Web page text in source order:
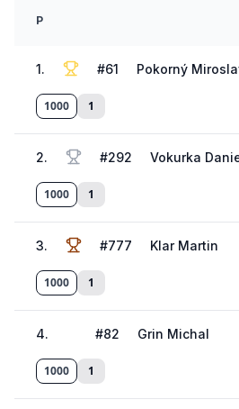
P
1. #61 Pokorný
1000 1
2. #292 Vokurka
1000 1
3. #777 Klar Martin
1000 1
4. #82 Grin Michal
1000 1